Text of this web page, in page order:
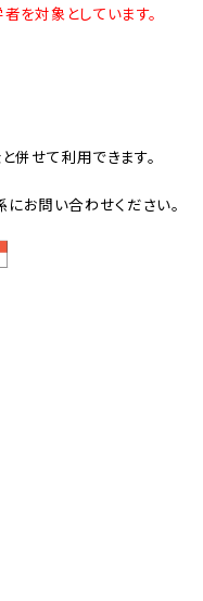
対象としています。
せて利用できます。
お問い合わせください。